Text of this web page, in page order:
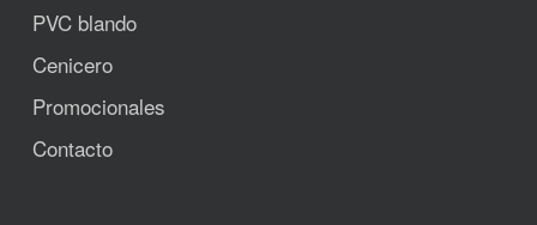
PVC blando
Cenicero
Promocionales
Contacto